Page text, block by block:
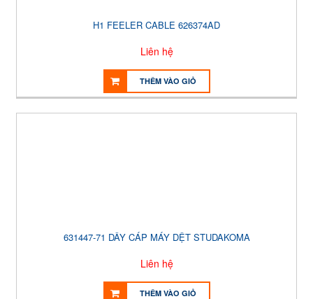
H1 FEELER CABLE 626374AD
Liên hệ
THÊM VÀO GIỎ
631447-71 DÂY CÁP MÁY DỆT STUDAKOMA
Liên hệ
THÊM VÀO GIỎ